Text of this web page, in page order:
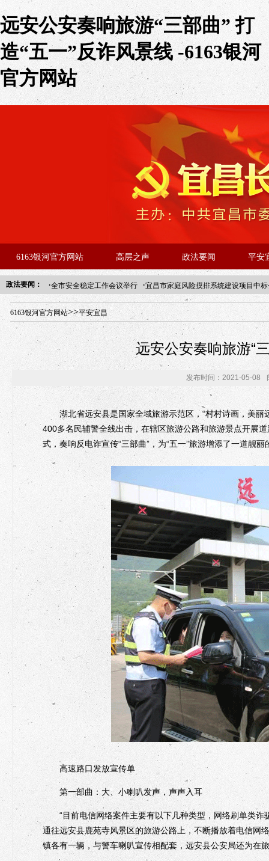
远安公安奏响旅游“三部曲” 打
造“五一”反诈风景线 -6163银河
官方网站
6163银河官方网站 高层之声 政法要闻 平安
政法要闻： ·全市安全稳定工作会议举行 ·宜昌市家庭风险摸排系统建设项目中
年“招才兴业”事业单位人才引进·北京站人民大学入校工作提醒
6163银河官方网站>>平安宜昌
远安公安奏响旅游“
发布时间：2021-05-08
湖北省远安县是国家全域旅游示范区，“村村诗画，美丽
400多名民辅警全线出击，在辖区旅游公路和旅游景点开展
式，奏响反电诈宣传“三部曲”，为“五一”旅游增添了一道靓丽
高速路口发放宣传单
第一部曲：大、小喇叭发声，声声入耳
“目前电信网络案件主要有以下几种类型，网络刷单类诈骗
通往远安县鹿苑寺风景区的旅游公路上，不断播放着电信网
镇各有一辆，与警车喇叭宣传相配套，远安县公安局还为在